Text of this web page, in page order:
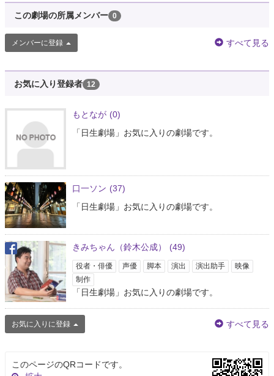
この劇場の所属メンバー 0
メンバーに登録 すべて見る
お気に入り登録者 12
もとなが (0)
「日生劇場」お気に入りの劇場です。
口一ソン (37)
「日生劇場」お気に入りの劇場です。
きみちゃん（鈴木公成） (49)
役者・俳優 声優 脚本 演出 演出助手
映像
制作
「日生劇場」お気に入りの劇場です。
お気に入りに登録 すべて見る
このページのQRコードです。